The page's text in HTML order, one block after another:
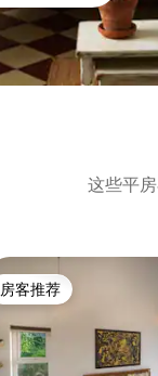
这些平
房客推荐
房客推荐